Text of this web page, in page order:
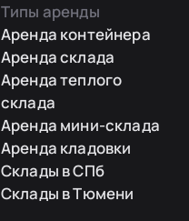
Типы аренды
Аренда контейнера
Аренда склада
Аренда теплого
склада
Аренда мини-склада
Аренда кладовки
Склады в СПб
Склады в Тюмени